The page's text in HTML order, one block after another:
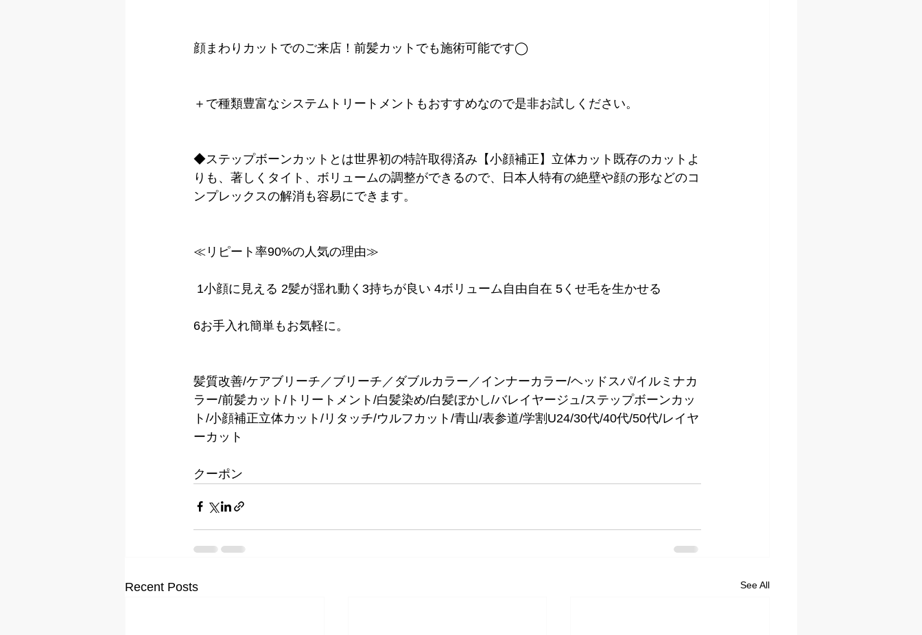
顔まわりカットでのご来店！前髪カットでも施術可能です◯
＋で種類豊富なシステムトリートメントもおすすめなので是非お試しください。
◆ステップボーンカットとは世界初の特許取得済み【小顔補正】立体カット既存のカットよ
りも、著しくタイト、ボリュームの調整ができるので、日本人特有の絶壁や顔の形などのコ
ンプレックスの解消も容易にできます。
≪リピート率90%の人気の理由≫
1小顔に見える 2髪が揺れ動く3持ちが良い 4ボリューム自由自在 5くせ毛を生かせる
6お手入れ簡単もお気軽に。
髪質改善/ケアブリーチ／ブリーチ／ダブルカラー／インナーカラー/ヘッドスパ/イルミナカ
ラー/前髪カット/トリートメント/白髪染め/白髪ぼかし/バレイヤージュ/ステップボーンカッ
ト/小顔補正立体カット/リタッチ/ウルフカット/青山/表参道/学割U24/30代/40代/50代/レイヤ
ーカット
クーポン
Recent Posts See All